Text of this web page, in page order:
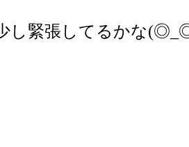
し緊張してるかな